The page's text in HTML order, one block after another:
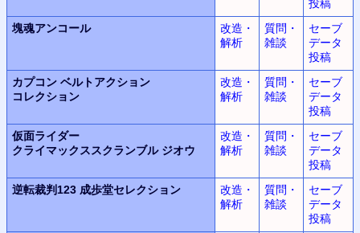
投稿
塊魂アンコール
改造・
解析
質問・
雑談
セーブ
データ
投稿
カプコン ベルトアクション
コレクション
改造・
解析
質問・
雑談
セーブ
データ
投稿
仮面ライダー
クライマックススクランブル ジオウ
改造・
解析
質問・
雑談
セーブ
データ
投稿
逆転裁判123 成歩堂セレクション
改造・
解析
質問・
雑談
セーブ
データ
投稿